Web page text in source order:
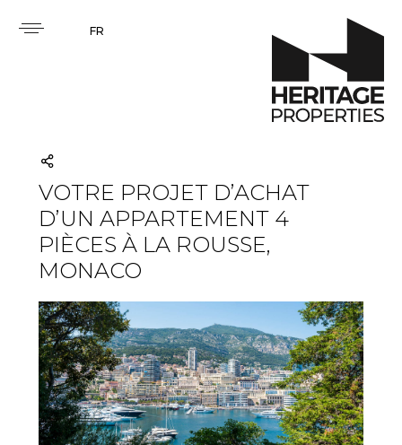
FR
VOTRE PROJET D’ACHAT
D’UN APPARTEMENT 4
PIÈCES À LA ROUSSE,
MONACO